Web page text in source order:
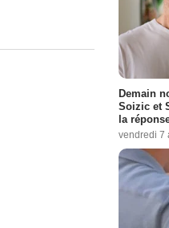
Demain
Soizic et
la
vendredi 7